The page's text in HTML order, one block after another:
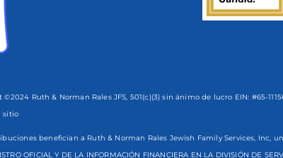
©2024 Ruth & Norman Rales JFS, 501(c)(3) sin ánimo de lucro EIN: #65-
sitio
benefician a Ruth & Norman Rales Jewish Family Services, Inc,
OFICIAL Y DE LA INFORMACIÓN FINANCIERA EN LA DIVISIÓN DE